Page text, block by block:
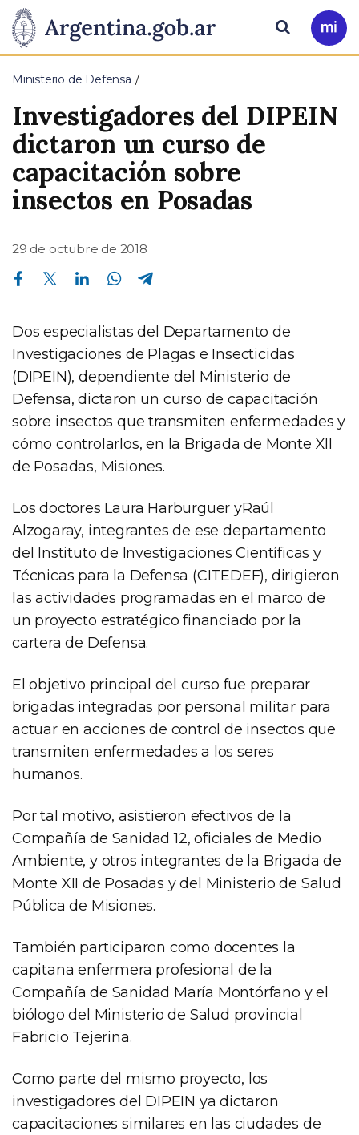
Presidencia
de
la
Nación
Pasar al contenido principal
Ir
a
Buscar
Ministerio de Defensa
Investigadores del DIPEIN
dictaron un curso de
capacitación sobre
insectos en Posadas
29 de octubre de 2018
Compartir en Facebook Compartir en Twitter Compartir en Linkedin Compartir en Whatsapp
Dos especialistas del Departamento de
Investigaciones de Plagas e Insecticidas
(DIPEIN), dependiente del Ministerio de
Defensa, dictaron un curso de capacitación
sobre insectos que transmiten enfermedades y
cómo controlarlos, en la Brigada de Monte XII
de Posadas, Misiones.
Los doctores Laura Harburguer yRaúl
Alzogaray, integrantes de ese departamento
del Instituto de Investigaciones Científicas y
Técnicas para la Defensa (CITEDEF), dirigieron
las actividades programadas en el marco de
un proyecto estratégico financiado por la
cartera de Defensa.
El objetivo principal del curso fue preparar
brigadas integradas por personal militar para
actuar en acciones de control de insectos que
transmiten enfermedades a los seres
humanos.
Por tal motivo, asistieron efectivos de la
Compañía de Sanidad 12, oficiales de Medio
Ambiente, y otros integrantes de la Brigada de
Monte XII de Posadas y del Ministerio de Salud
Pública de Misiones.
También participaron como docentes la
capitana enfermera profesional de la
Compañía de Sanidad María Montórfano y el
biólogo del Ministerio de Salud provincial
Fabricio Tejerina.
Como parte del mismo proyecto, los
investigadores del DIPEIN ya dictaron
capacitaciones similares en las ciudades de